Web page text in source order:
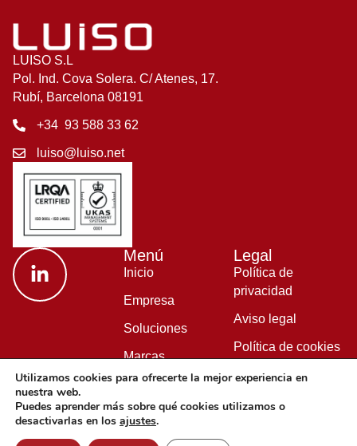
LUISO S.L
Pol. Ind. Cova Solera. C/ Atenes, 17.
Rubí, Barcelona 08191
+34 93 588 33 62
luiso@luiso.net
Menú
Inicio
Empresa
Soluciones
Marcas
Blog
Legal
Política de
privacidad
Aviso legal
Política de cookies
Política de calidad
© Copyright 2026 LUISO S.L. All Rights Reserved
Utilizamos cookies para ofrecerte la mejor experiencia en
nuestra web.
Puedes aprender más sobre qué cookies utilizamos o
desactivarlas en los ajustes.